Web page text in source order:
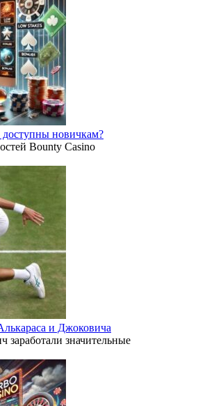
доступны новичкам?
Bounty Casino
и Джоковича
значительные